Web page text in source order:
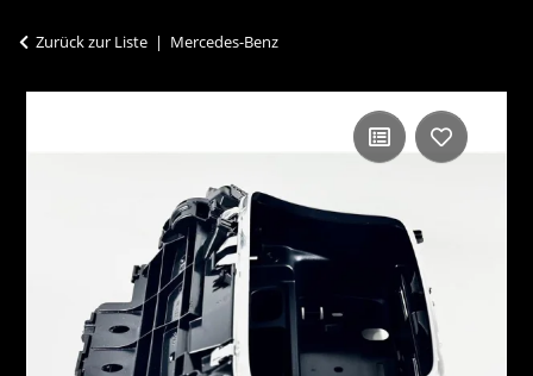
Zurück zur Liste Mercedes-Benz